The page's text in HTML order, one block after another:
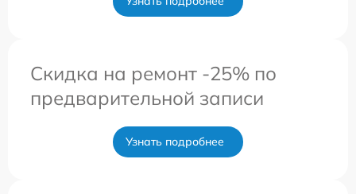
Скидка на ремонт -25% по
предварительной записи
Узнать подробнее